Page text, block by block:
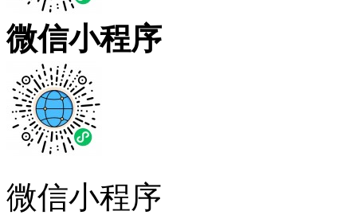
微信小程序
微信小程序